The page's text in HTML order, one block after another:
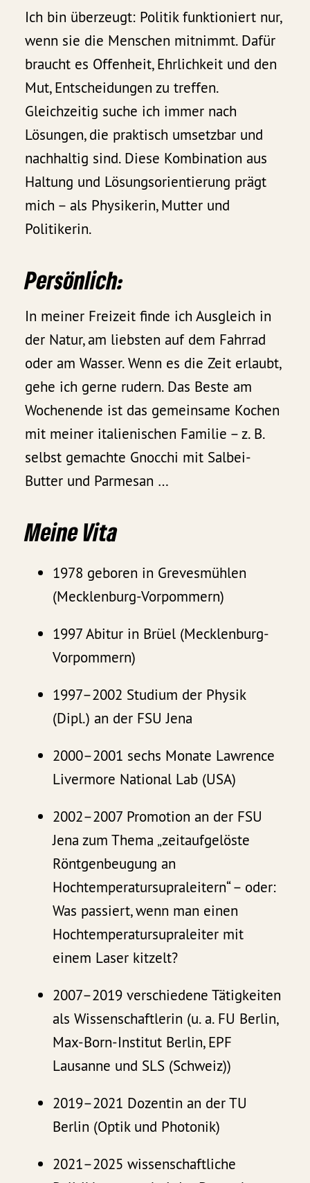
Ich bin überzeugt: Politik funktioniert nur,
wenn sie die Menschen mitnimmt. Dafür
braucht es Offenheit, Ehrlichkeit und den
Mut, Entscheidungen zu treffen.
Gleichzeitig suche ich immer nach
Lösungen, die praktisch umsetzbar und
nachhaltig sind. Diese Kombination aus
Haltung und Lösungsorientierung prägt
mich – als Physikerin, Mutter und
Politikerin.
Persönlich:
In meiner Freizeit finde ich Ausgleich in
der Natur, am liebsten auf dem Fahrrad
oder am Wasser. Wenn es die Zeit erlaubt,
gehe ich gerne rudern. Das Beste am
Wochenende ist das gemeinsame Kochen
mit meiner italienischen Familie – z. B.
selbst gemachte Gnocchi mit Salbei-
Butter und Parmesan …
Meine Vita
1978 geboren in Grevesmühlen
(Mecklenburg-Vorpommern)
1997 Abitur in Brüel (Mecklenburg-
Vorpommern)
1997–2002 Studium der Physik
(Dipl.) an der FSU Jena
2000–2001 sechs Monate Lawrence
Livermore National Lab (USA)
2002–2007 Promotion an der FSU
Jena zum Thema „zeitaufgelöste
Röntgenbeugung an
Hochtemperatursupraleitern“ – oder:
Was passiert, wenn man einen
Hochtemperatursupraleiter mit
einem Laser kitzelt?
2007–2019 verschiedene Tätigkeiten
als Wissenschaftlerin (u. a. FU Berlin,
Max-Born-Institut Berlin, EPF
Lausanne und SLS (Schweiz))
2019–2021 Dozentin an der TU
Berlin (Optik und Photonik)
2021–2025 wissenschaftliche